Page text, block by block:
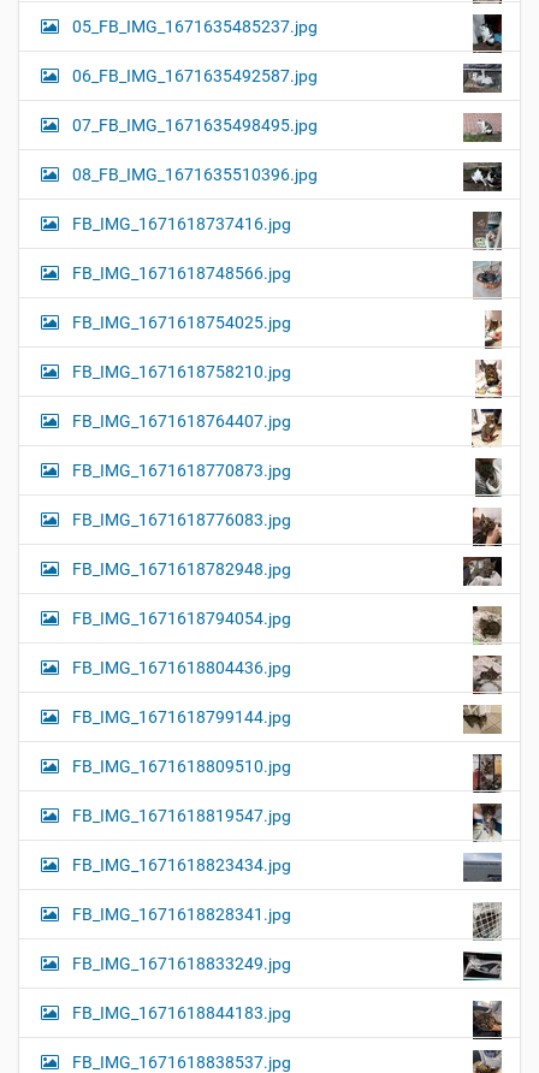
05_FB_IMG_1671635485237.jpg
06_FB_IMG_1671635492587.jpg
07_FB_IMG_1671635498495.jpg
08_FB_IMG_1671635510396.jpg
FB_IMG_1671618737416.jpg
FB_IMG_1671618748566.jpg
FB_IMG_1671618754025.jpg
FB_IMG_1671618758210.jpg
FB_IMG_1671618764407.jpg
FB_IMG_1671618770873.jpg
FB_IMG_1671618776083.jpg
FB_IMG_1671618782948.jpg
FB_IMG_1671618794054.jpg
FB_IMG_1671618804436.jpg
FB_IMG_1671618799144.jpg
FB_IMG_1671618809510.jpg
FB_IMG_1671618819547.jpg
FB_IMG_1671618823434.jpg
FB_IMG_1671618828341.jpg
FB_IMG_1671618833249.jpg
FB_IMG_1671618844183.jpg
FB_IMG_1671618838537.jpg